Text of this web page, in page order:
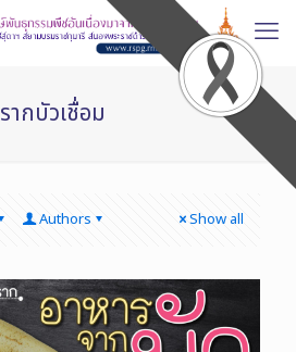
รากบัวเชื่อม
Authors Show all